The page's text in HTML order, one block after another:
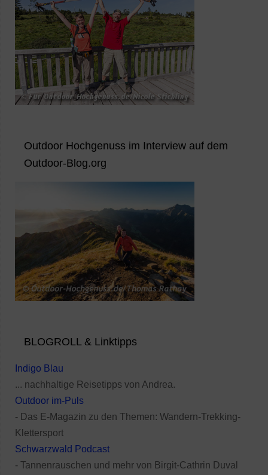
Outdoor Hochgenuss im Interview auf dem
Outdoor-Blog.org
BLOGROLL & Linktipps
Indigo Blau
... nachhaltige Reisetipps von Andrea.
Outdoor im-Puls
- Das E-Magazin zu den Themen: Wandern-Trekking-
Klettersport
Schwarzwald Podcast
- Tannenrauschen und mehr von Birgit-Cathrin Duval